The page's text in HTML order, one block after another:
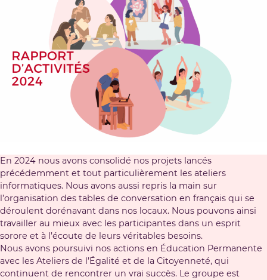
En 2024 nous avons consolidé nos projets lancés
précédemment et tout particulièrement les ateliers
informatiques. Nous avons aussi repris la main sur
l’organisation des tables de conversation en français qui se
déroulent dorénavant dans nos locaux. Nous pouvons ainsi
travailler au mieux avec les participantes dans un esprit
sorore et à l’écoute de leurs véritables besoins.
Nous avons poursuivi nos actions en Éducation Permanente
avec les Ateliers de l’Égalité et de la Citoyenneté, qui
continuent de rencontrer un vrai succès. Le groupe est